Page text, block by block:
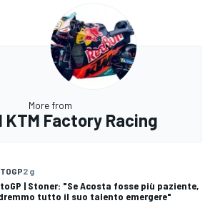
More from
KTM Factory Racing
2 g
| Stoner: "Se Acosta fosse più paziente,
tutto il suo talento emergere"